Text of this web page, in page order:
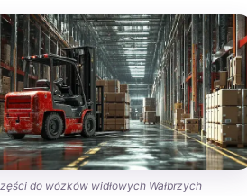
do wózków widłowych Wałbrzych